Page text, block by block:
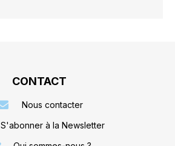
CONTACT
Nous contacter
S'abonner à la Newsletter